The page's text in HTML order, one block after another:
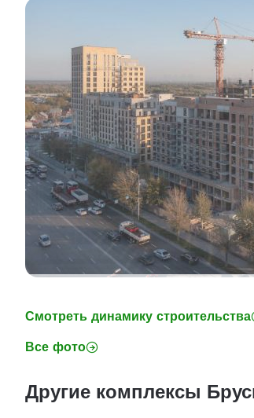
Смотреть динамику строительства
Все фото
Другие комплексы